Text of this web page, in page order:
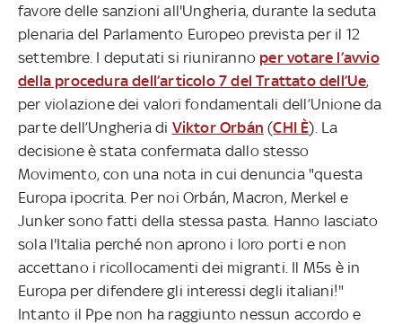
favore delle sanzioni all'Ungheria, durante la seduta
plenaria del Parlamento Europeo prevista per il 12
settembre. I deputati si riuniranno per votare l’avvio
della procedura dell’articolo 7 del Trattato dell’Ue,
per violazione dei valori fondamentali dell’Unione da
parte dell’Ungheria di Viktor Orbán (CHI È). La
decisione è stata confermata dallo stesso
Movimento, con una nota in cui denuncia "questa
Europa ipocrita. Per noi Orbán, Macron, Merkel e
Junker sono fatti della stessa pasta. Hanno lasciato
sola l'Italia perché non aprono i loro porti e non
accettano i ricollocamenti dei migranti. Il M5s è in
Europa per difendere gli interessi degli italiani!"
Intanto il Ppe non ha raggiunto nessun accordo e